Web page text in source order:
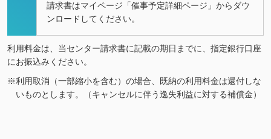
請求書はマイページ「催事予定詳細ページ」からダウ
ンロードしてください。
利用料金は、当センター請求書に記載の期日までに、指定銀行口座
にお振込みください。
※利⽤取消（⼀部縮⼩を含む）の場合、既納の利⽤料⾦は還付しな
いものとします。（キャンセルに伴う逸失利益に対する補償⾦）